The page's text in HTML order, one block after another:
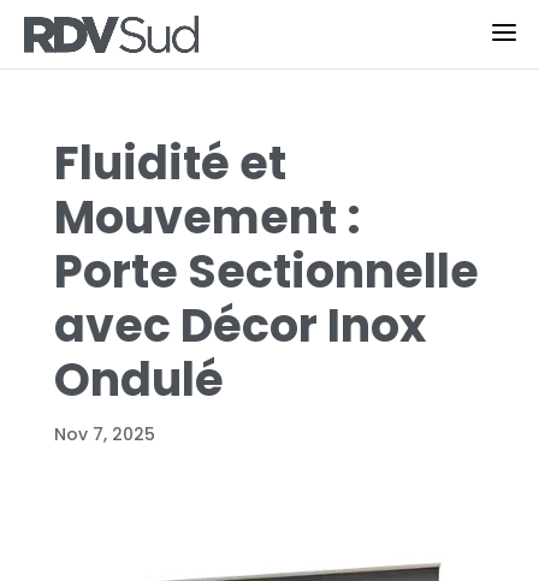
Fluidité et
Mouvement :
Porte Sectionnelle
avec Décor Inox
Ondulé
Nov 7, 2025